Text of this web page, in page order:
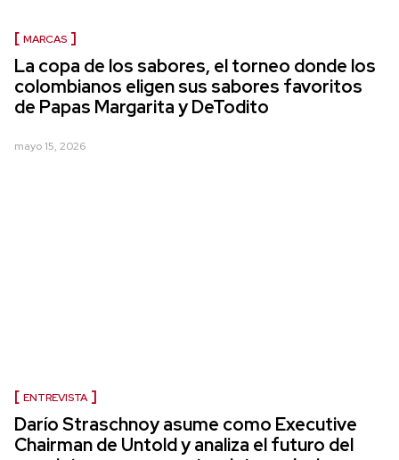
MARCAS
La copa de los sabores, el torneo donde los
colombianos eligen sus sabores favoritos
de Papas Margarita y DeTodito
mayo 15, 2026
ENTREVISTA
Darío Straschnoy asume como Executive
Chairman de Untold y analiza el futuro del